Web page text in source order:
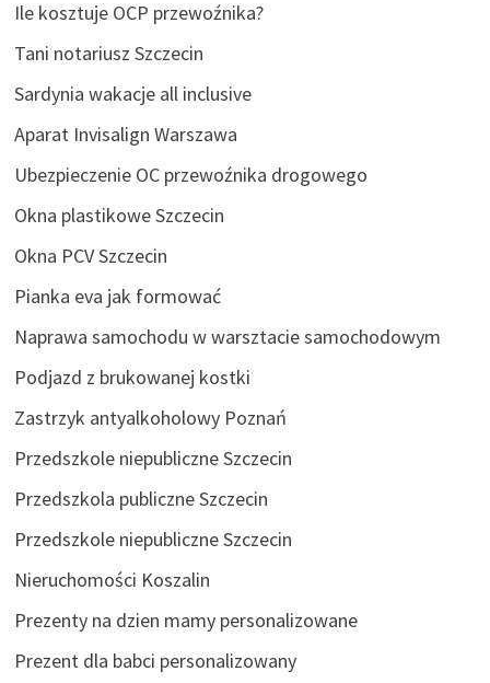
Ile kosztuje OCP przewoźnika?
Tani notariusz Szczecin
Sardynia wakacje all inclusive
Aparat Invisalign Warszawa
Ubezpieczenie OC przewoźnika drogowego
Okna plastikowe Szczecin
Okna PCV Szczecin
Pianka eva jak formować
Naprawa samochodu w warsztacie samochodowym
Podjazd z brukowanej kostki
Zastrzyk antyalkoholowy Poznań
Przedszkole niepubliczne Szczecin
Przedszkola publiczne Szczecin
Przedszkole niepubliczne Szczecin
Nieruchomości Koszalin
Prezenty na dzien mamy personalizowane
Prezent dla babci personalizowany